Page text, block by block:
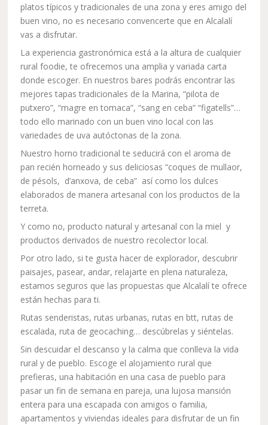
platos típicos y tradicionales de una zona y eres amigo del
buen vino, no es necesario convencerte que en Alcalalí
vas a disfrutar.
La experiencia gastronómica está a la altura de cualquier
rural foodie, te ofrecemos una amplia y variada carta
donde escoger. En nuestros bares podrás encontrar las
mejores tapas tradicionales de la Marina, “pilota de
putxero”, “magre en tomaca”, “sang en ceba” “figatells”…
todo ello marinado con un buen vino local con las
variedades de uva autóctonas de la zona.
Nuestro horno tradicional te seducirá con el aroma de
pan recién horneado y sus deliciosas “coques de mullaor,
de pésols, d’anxova, de ceba” así como los dulces
elaborados de manera artesanal con los productos de la
terreta.
Y como no, producto natural y artesanal con la miel y
productos derivados de nuestro recolector local.
Por otro lado, si te gusta hacer de explorador, descubrir
paisajes, pasear, andar, relajarte en plena naturaleza,
estamos seguros que las propuestas que Alcalalí te ofrece
están hechas para ti.
Rutas senderistas, rutas urbanas, rutas en btt, rutas de
escalada, ruta de geocaching… descúbrelas y siéntelas.
Sin descuidar el descanso y la calma que conlleva la vida
rural y de pueblo. Escoge el alojamiento rural que
prefieras, una habitación en una casa de pueblo para
pasar un fin de semana en pareja, una lujosa mansión
entera para una escapada con amigos o familia,
apartamentos y viviendas ideales para disfrutar de un fin